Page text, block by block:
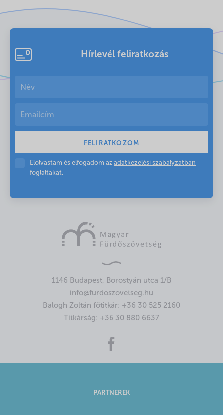
Hírlevél feliratkozás
Elolvastam és elfogadom az adatkezelési szabályzatban
foglaltakat.
1146 Budapest, Borostyán utca 1/B
info@furdoszovetseg.hu
Balogh Zoltán főtitkár: +36 30 525 2160
Titkárság: +36 30 880 6637
PARTNEREK